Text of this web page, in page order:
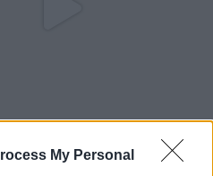
My Personal